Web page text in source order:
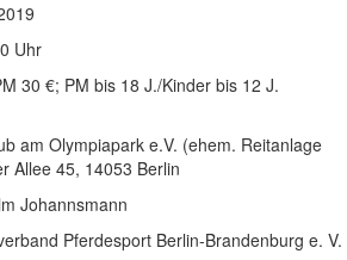
Uhr
30 €; PM bis 18 J./Kinder bis 12 J.
am Olympiapark e.V. (ehem. Reitanlage
Allee 45, 14053 Berlin
Johannsmann
Pferdesport Berlin-Brandenburg e. V.